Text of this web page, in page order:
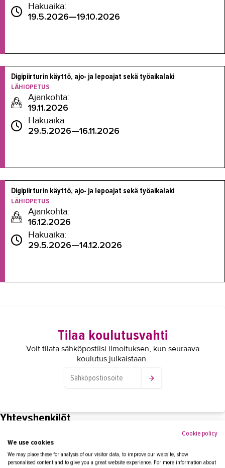
Hakuaika:
19.5.2026—19.10.2026
Digipiirturin käyttö, ajo- ja lepoajat sekä työaikalaki
LÄHIOPETUS
Ajankohta:
19.11.2026
Hakuaika:
29.5.2026—16.11.2026
Digipiirturin käyttö, ajo- ja lepoajat sekä työaikalaki
LÄHIOPETUS
Ajankohta:
16.12.2026
Hakuaika:
29.5.2026—14.12.2026
Tilaa koulutusvahti
Voit tilata sähköpostiisi ilmoituksen, kun seuraava
koulutus julkaistaan.
Yhteyshenkilöt
ASIKAINEN SIRPA
Cookie policy
We use cookies
We may place these for analysis of our visitor data, to improve our website, show
personalised content and to give you a great website experience. For more information about